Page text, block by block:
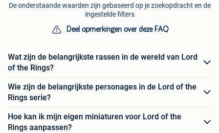
De onderstaande waarden zijn gebaseerd op je zoekopdracht en de
ingestelde filters
Deel opmerkingen over deze FAQ
Wat zijn de belangrijkste rassen in de wereld van Lord
of the Rings?
Wie zijn de belangrijkste personages in de Lord of the
Rings serie?
Hoe kan ik mijn eigen miniaturen voor Lord of the
Rings aanpassen?